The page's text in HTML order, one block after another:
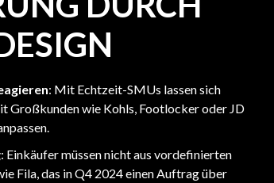
: Mit Echtzeit-SMUs lassen sich
Großkunden wie Kohls, Footlocker oder JD
: Einkäufer müssen nicht aus vordefinierten
Fila, das in Q4 2024 einen Auftrag über